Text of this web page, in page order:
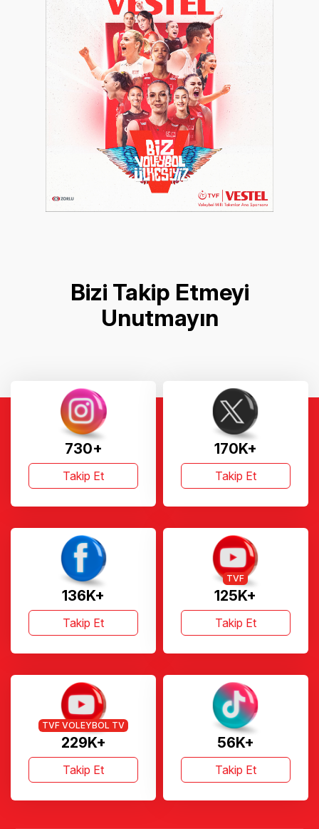
Bizi Takip Etmeyi
Unutmayın
730+
Takip Et
170K+
Takip Et
136K+
Takip Et
125K+
TVF
Takip Et
229K+
TVF VOLEYBOL TV
Takip Et
56K+
Takip Et